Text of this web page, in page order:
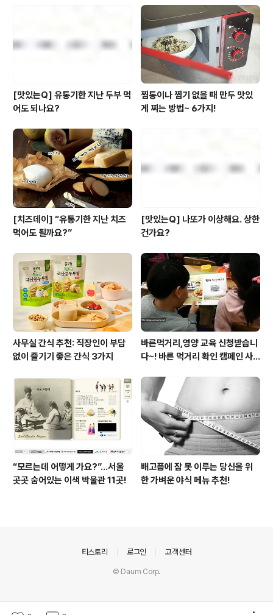
먹을 수 있는 모짜렐라 핫도그로 구성된 세트인데요. 무척
이나 더웠던 작년 여름~! 풀로거 15기의 여름날의 별식을
책임진 여름별식 세트! 어떤 평가를 내려주셨는지 한분씩
살펴볼까요? 홍원경님 http:..
[맛있는Q] 유통기한 지난 두부 먹
어도 되나요?
찜통이나 찜기 없을 때 만두 맛있
게 찌는 방법~ 6가지!
[치즈데이] “유통기한 지난 치즈
먹어도 될까요?”
[맛있는Q] 나또가 이상해요. 상한
건가요?
사무실 간식 추천: 직장인이 부담
없이 즐기기 좋은 간식 3가지
바른먹거리,영양 교육 신청받습니
다~! 바른 먹거리 확인 캠페인 사
“모르는데 어떻게 가요?”...서울
곳곳 숨어있는 이색 박물관 11곳!
배고픔에 잠 못 이루는 당신을 위
한 가벼운 야식 메뉴 추천!
티스토리 로그인 고객센터
© Daum Corp.